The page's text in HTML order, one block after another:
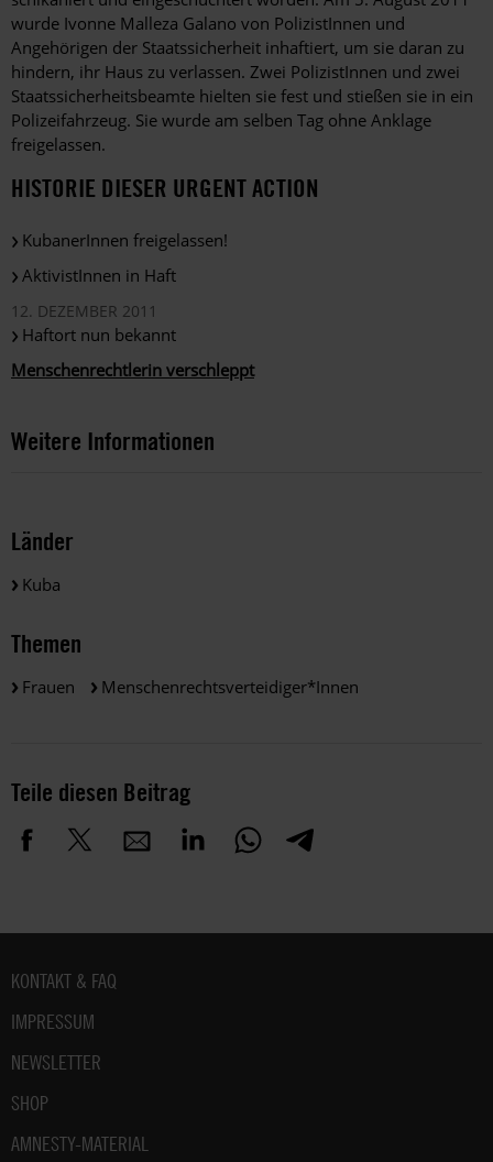
wurde Ivonne Malleza Galano von PolizistInnen und
Angehörigen der Staatssicherheit inhaftiert, um sie daran zu
hindern, ihr Haus zu verlassen. Zwei PolizistInnen und zwei
Staatssicherheitsbeamte hielten sie fest und stießen sie in ein
Polizeifahrzeug. Sie wurde am selben Tag ohne Anklage
freigelassen.
HISTORIE DIESER URGENT ACTION
KubanerInnen freigelassen!
AktivistInnen in Haft
12. DEZEMBER 2011
Haftort nun bekannt
Menschenrechtlerin verschleppt
Weitere Informationen
Länder
Kuba
Themen
Frauen Menschenrechtsverteidiger*innen
Teile diesen Beitrag
Fußbereich
KONTAKT & FAQ
IMPRESSUM
NEWSLETTER
SHOP
AMNESTY-MATERIAL